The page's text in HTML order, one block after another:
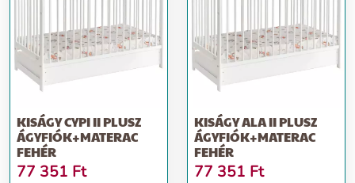
KISÁGY CYPI II PLUSZ
ÁGYFIÓK+MATERAC
FEHÉR
77 351 Ft
KISÁGY ALA II PLUSZ
ÁGYFIÓK+MATERAC
FEHÉR
77 351 Ft